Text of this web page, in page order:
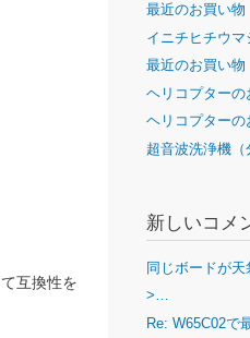
互換性を
最近のお買い物
イニチヒチウマ
最近のお買い物
ヘリコプターの
ヘリコプターの
超音波洗浄機（
新しいコメ
同じボードが天
>…
Re: W65C02で